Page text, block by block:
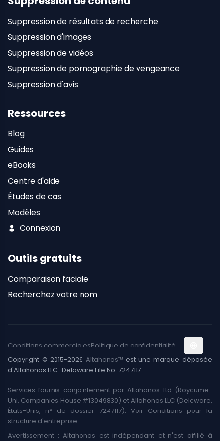
Suppression de résultats de recherche
Suppression d'images
Suppression de vidéos
Suppression de pornographie de vengeance
Suppression d'avis
Ressources
Blog
Guides
eBooks
Centre d'aide
Études de cas
Modèles
Connexion
Outils gratuits
Comparaison faciale
Recherchez votre nom
Copyright © 2015-2026 Altahonos™ est une marque déposée
d'Altahonos LLC · Delaware File No. 7247117
Conditions commercialesPolitique de confidentialité
Services fournis conjointement par Altahonos Ltd (Royaume-
Uni, Companies House #13049830) et Altahonos LLC (Delaware,
États-Unis, n° de dossier 7247117). Voir Conditions pour la
structure d'entreprise.
Avertissement : Altahonos est indépendant et n'est affilié à